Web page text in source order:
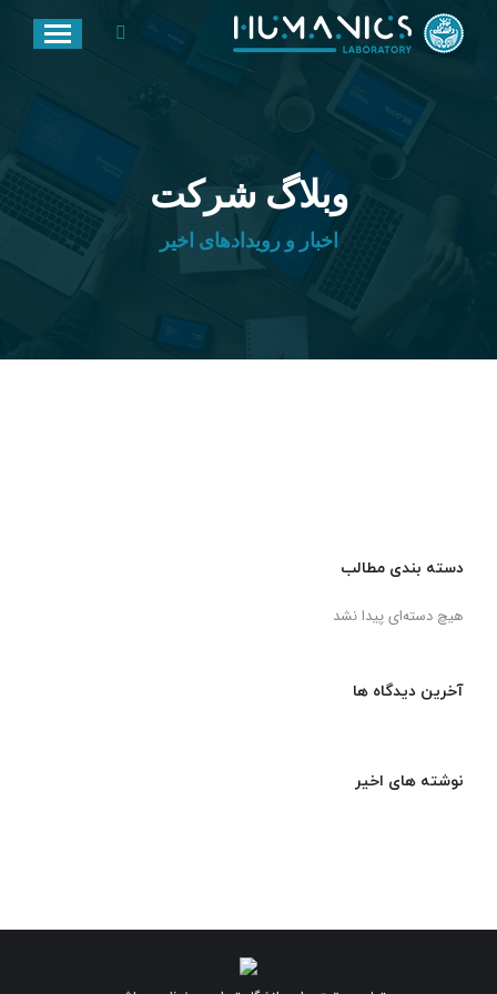
جستجو:
وبلاگ شرکت
اخبار و رویدادهای اخیر
دسته بندی مطالب
هیچ دسته‌ای پیدا نشد
آخرین دیدگاه ها
نوشته های اخیر